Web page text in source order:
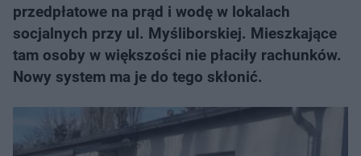
przedpłatowe na prąd i wodę w lokalach
socjalnych przy ul. Myśliborskiej. Mieszkające
tam osoby w większości nie płaciły rachunków.
Nowy system ma je do tego skłonić.